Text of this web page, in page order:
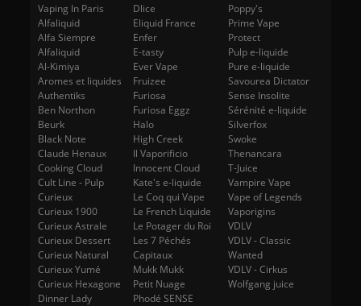
Vaping In Paris
Alfaliquid
Alfa Siempre
Alfaliquid
Al-Kimiya
Aromes et liquides
Authentiks
Ben Northon
Beurk
Black Note
Claude Henaux
Cooking Cloud
Cult Line - Pulp
Curieux
Curieux 1900
Curieux Astrale
Curieux Dessert
Curieux Natural
Curieux Yumé
Curieux Hexagone
Dinner Lady
Dlice
Eliquid France
Enfer
E-tasty
Ever Vape
Fruizee
Furiosa
Furiosa Eggz
Halo
High Creek
Il Vaporificio
Innocent Cloud
Kate's e-liquide
Le Coq qui Vape
Le French Liquide
Le Potager du Roi
Les 7 Péchés
Capitaux
Mukk Mukk
Petit Nuage
Phodé SENSE
Poppy's
Prime Vape
Protect
Pulp e-liquide
Pure e-liquide
Savourea Dictator
Sense Insolite
Sérénité e-liquide
Silverfox
Swoke
Thenancara
T-Juice
Vampire Vape
Vape of Legends
Vaporigins
VDLV
VDLV - Classic
Wanted
VDLV - Cirkus
Wolfgang juice